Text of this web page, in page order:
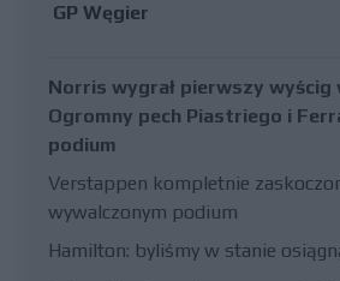
GP Węgier
Norris wygrał pierwszy wyścig
Ogromny pech Piastriego i
podium
Verstappen kompletnie
wywalczonym podium
Hamilton: byliśmy w stanie